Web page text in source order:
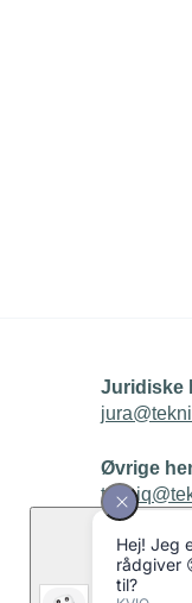
Juridiske
Øvrige
Telefon:
Mandag